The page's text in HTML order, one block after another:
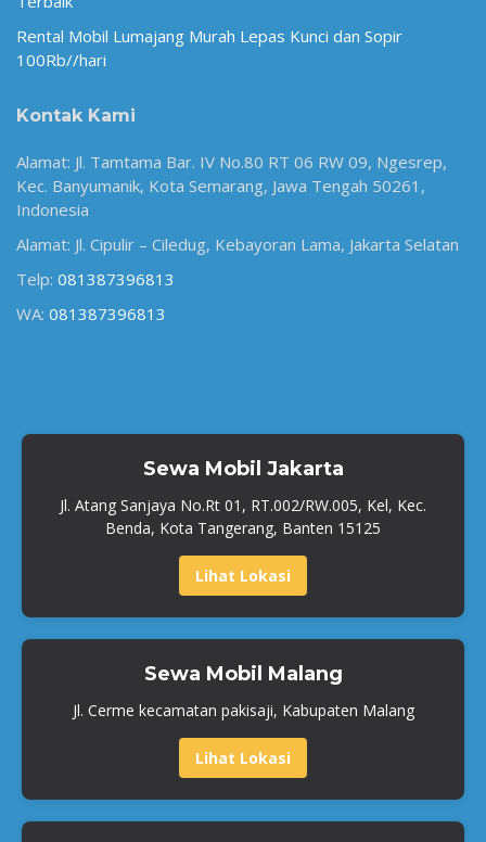
Rental Mobil Lumajang Murah Lepas Kunci dan Sopir
100Rb//hari
Kontak Kami
Alamat: Jl. Tamtama Bar. IV No.80 RT 06 RW 09, Ngesrep,
Kec. Banyumanik, Kota Semarang, Jawa Tengah 50261,
Indonesia
Alamat: Jl. Cipulir – Ciledug, Kebayoran Lama, Jakarta Selatan
Telp: 081387396813
WA: 081387396813
Sewa Mobil Jakarta
Jl. Atang Sanjaya No.Rt 01, RT.002/RW.005, Kel, Kec.
Benda, Kota Tangerang, Banten 15125
Lihat Lokasi
Sewa Mobil Malang
Jl. Cerme kecamatan pakisaji, Kabupaten Malang
Lihat Lokasi